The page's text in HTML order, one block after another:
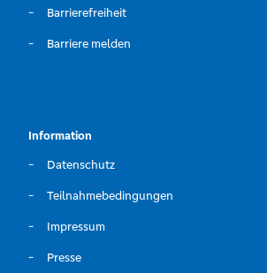
Barrierefreiheit
Barriere melden
Information
Datenschutz
Teilnahmebedingungen
Impressum
Presse